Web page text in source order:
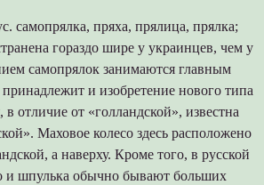
самопрялка, пряха, прялица, прялка;
гораздо шире у украинцев, чем у
самопрялок занимаются главным
и изобретение нового типа
в отличие от «голландской», известна
Маховое колесо здесь расположено
а наверху. Кроме того, в русской
и шпулька обычно бывают больших